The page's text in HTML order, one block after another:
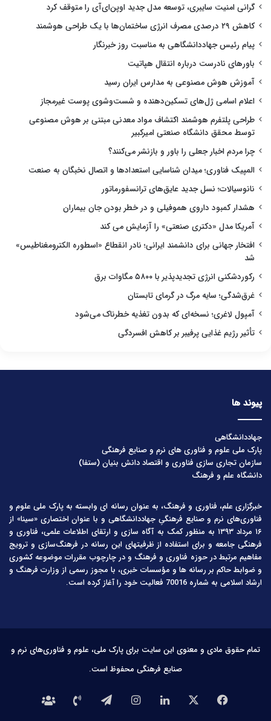
گرانی امنیت سایبری، توسعه مدل جدید اوپن‌ای‌آی را متوقف کرد
کاهش ۲۹ درصدی مصرف انرژی ساختمان‌ها با یک طراحی هوشمند
پیام رئیس جهاددانشگاهی به مناسبت روز خبرنگار
باورهای نادرست درباره انتقال هپاتیت
آموزش هوش مصنوعی به مدارس ایران رسید
اعلام اسامی ژل‌های تسکین‌دهنده و شست‌وشوی پوست غیرمجاز
طراحی پلتفرم هوشمند اکتشاف مواد معدنی مبتنی بر هوش مصنوعی
توسط محقق دانشگاه صنعتی امیرکبیر
چرا مردم اخبار جعلی را باور و بازنشر می‌کنند؟
المپیک فناوری؛ میدان شناسایی استعدادها و اتصال نخبگان به صنعت
نانوسیالات؛ نسل جدید عایق‌های ترانسفورماتور
هشدار کمبود داروی هموفیلی و در خطر بودن جان بیماران
آمریکا مدل «دکتری صنعتی» را آزمایش می کند
افتخار جهانی برای دانشمند ایرانی؛ نادر انقطاع «اسطوره الکترومغناطیس»
شد
رکوردشکنی انرژی تجدیدپذیر با ۵۸۰۰ مگاوات برق
غرق‌شدگی؛ سایه مرگ در گرمای تابستان
آمپول لاغری؛ نسخه‌ای که بدون تغذیه خطرناک می‌شود
تأثیر رژیم غذایی پرفیبر بر کاهش افسردگی
پیوند ها
جهاددانشگاهی
پارک ملی علوم و فناوری های نرم و صنایع فرهنگی
سازمان تجاری سازی فناوری و اقتصاد دانش بنیان (ستفا)
دانشگاه علم و فرهنگ
خبرگزاری علم، فناوری و فرهنگ، به عنوان رسانه ای وابسته به پارک ملی علوم و
فناوری‌های نرم و صنایع فرهنگیِ جهاددانشگاهی و با عنوان اختصاری «سینا» از
۱۶ مرداد ۱۳۹۳ به منظور کمک به آگاه سازی و ارتقای اطلاعات علمی، فناوری و
فرهنگی جامعه و برای استفاده از ظرفیتهای این رسانه در فرهنگ‌سازی و ترویج
مفاهیم مرتبط در حوزه فناوری و فرهنگ و در چارچوب مقررات موضوعه کشوری
و ضوابط حاکم بر رسانه ها و مؤسسات خبری، با مجوز رسمی از وزارت فرهنگ و
ارشاد اسلامی به شماره 70016 فعالیت خود را آغاز کرده است.
تمام حقوق مادی و معنوی این سایت برای پارک ملی، علوم و فناوری‌های نرم و
صنایع فرهنگی محفوظ است.
فیس
لینکدیناینستاگرامتلگرامتماس درباره